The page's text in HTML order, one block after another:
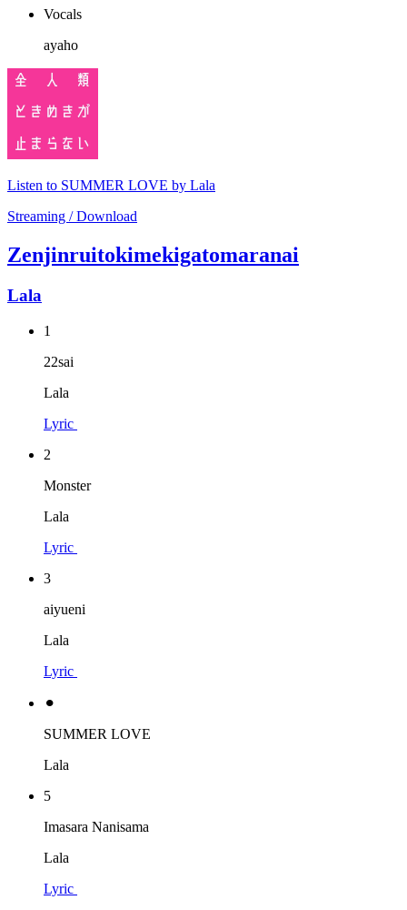
Vocals
ayaho
Listen to SUMMER LOVE by Lala
Streaming / Download
Zenjinruitokimekigatomaranai
Lala
1
22sai
Lala
Lyric
2
Monster
Lala
Lyric
3
aiyueni
Lala
Lyric
⚫︎
SUMMER LOVE
Lala
5
Imasara Nanisama
Lala
Lyric